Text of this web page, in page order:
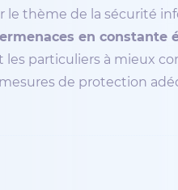
le thème de la sécurité
en constante
les particuliers à mieux
de protection